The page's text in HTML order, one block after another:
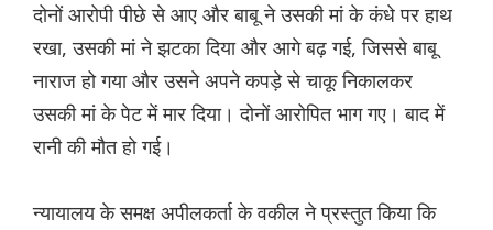
दोनों आरोपी पीछे से आए और बाबू ने उसकी मां के कंधे पर हाथ
रखा, उसकी मां ने झटका दिया और आगे बढ़ गई, जिससे बाबू
नाराज हो गया और उसने अपने कपड़े से चाकू निकालकर
उसकी मां के पेट में मार दिया। दोनों आरोपित भाग गए। बाद में
रानी की मौत हो गई।
न्यायालय के समक्ष अपीलकर्ता के वकील ने प्रस्तुत किया कि